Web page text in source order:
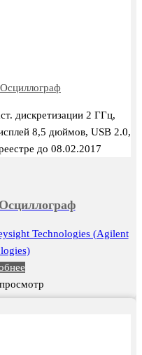
дискретизации 2 ГГц,
8,5 дюймов, USB 2.0,
до 08.02.2017
Technologies (Agilent